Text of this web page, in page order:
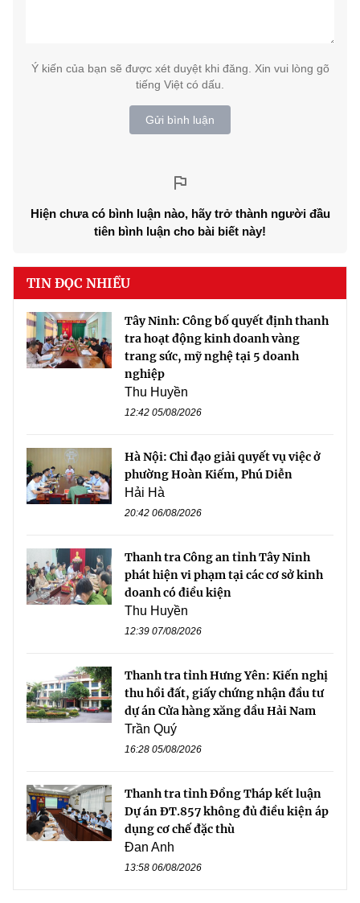
Ý kiến của bạn sẽ được xét duyệt khi đăng. Xin vui lòng gõ
tiếng Việt có dấu.
Gửi bình luận
Hiện chưa có bình luận nào, hãy trở thành người đầu
tiên bình luận cho bài biết này!
TIN ĐỌC NHIỀU
Tây Ninh: Công bố quyết định thanh
tra hoạt động kinh doanh vàng
trang sức, mỹ nghệ tại 5 doanh
nghiệp
Thu Huyền
12:42 05/08/2026
Hà Nội: Chỉ đạo giải quyết vụ việc ở
phường Hoàn Kiếm, Phú Diễn
Hải Hà
20:42 06/08/2026
Thanh tra Công an tỉnh Tây Ninh
phát hiện vi phạm tại các cơ sở kinh
doanh có điều kiện
Thu Huyền
12:39 07/08/2026
Thanh tra tỉnh Hưng Yên: Kiến nghị
thu hồi đất, giấy chứng nhận đầu tư
dự án Cửa hàng xăng dầu Hải Nam
Trần Quý
16:28 05/08/2026
Thanh tra tỉnh Đồng Tháp kết luận
Dự án ĐT.857 không đủ điều kiện áp
dụng cơ chế đặc thù
Đan Anh
13:58 06/08/2026